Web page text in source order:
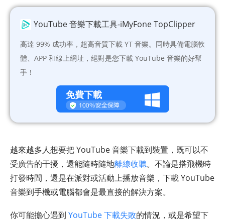
YouTube 音樂下載工具-iMyFone TopClipper
高達 99% 成功率，超高音質下載 YT 音樂。同時具備電腦軟
體、APP 和線上網址，絕對是您下載 YouTube 音樂的好幫
手！
免費下載
越來越多人想要把 YouTube 音樂下載到裝置，既可以不
受廣告的干擾，還能隨時隨地離線收聽。不論是搭飛機時
打發時間，還是在派對或活動上播放音樂，下載 YouTube
音樂到手機或電腦都會是最直接的解決方案。
你可能擔心遇到 YouTube 下載失敗的情況，或是希望下